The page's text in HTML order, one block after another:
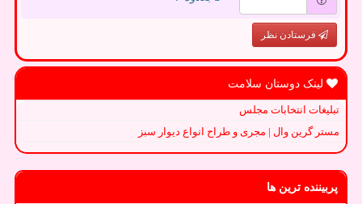
فرستادن نظر
لینک دوستان سلامت
تبلیغات انتخابات مجلس
مستر گرین وال | مجری و طراح انواع دیوار سبز
پربیننده ترین ها